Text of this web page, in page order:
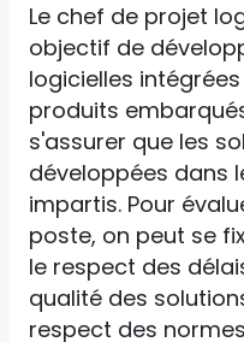
Le chef de projet
objectif de
logicielles
produits
s'assurer que les
développées dans
impartis. Pour
poste, on peut se
le respect des
qualité des
respect des